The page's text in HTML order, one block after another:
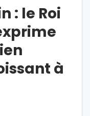
: le Roi
à